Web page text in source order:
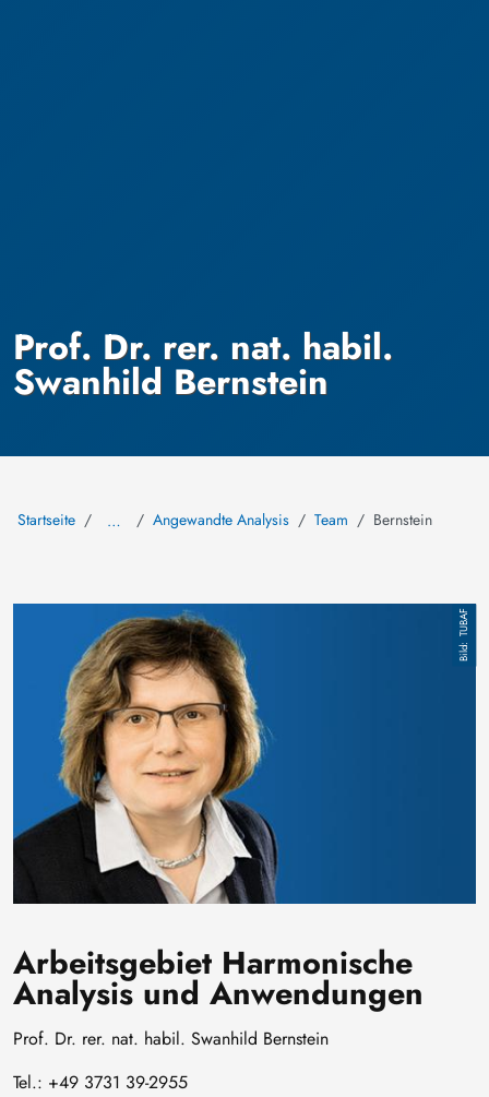
Prof. Dr. rer. nat. habil.
Swanhild Bernstein
Startseite … Angewandte Analysis Team Bernstein
TUBAF
Arbeitsgebiet Harmonische
Analysis und Anwendungen
Prof. Dr. rer. nat. habil. Swanhild Bernstein
Tel.: +49 3731 39-2955